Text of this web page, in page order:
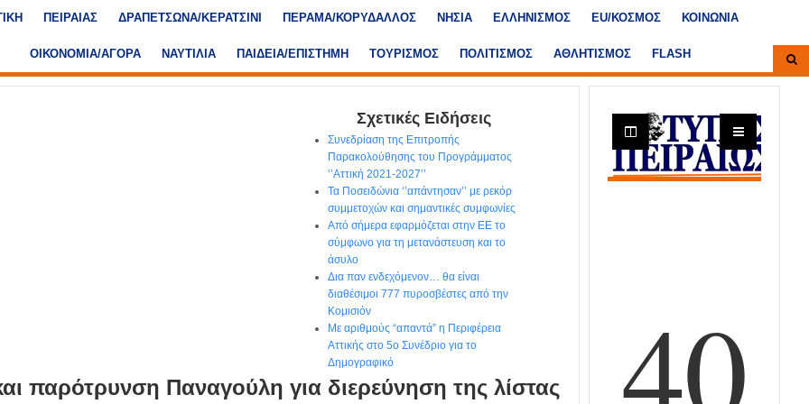
ΠΕΙΡΑΙΑΣ ΔΡΑΠΕΤΣΩΝΑ/ΚΕΡΑΤΣΙΝΙ ΠΕΡΑΜΑ/ΚΟΡΥΔΑΛΛΟΣ ΝΗΣΙΑ ΕΛΛΗΝΙΣΜΟΣ ΕU/ΚΟΣΜΟΣ ΚΟΙΝΩΝΙΑ
ΟΙΚΟΝΟΜΙΑ/ΑΓΟΡΑ ΝΑΥΤΙΛΙΑ ΠΑΙΔΕΙΑ/ΕΠΙΣΤΗΜΗ ΤΟΥΡΙΣΜΟΣ ΠΟΛΙΤΙΣΜΟΣ ΑΘΛΗΤΙΣΜΟΣ FLASH
Σχετικές Ειδήσεις
Συνεδρίαση της Επιτροπής
Παρακολούθησης του Προγράμματος
‘’Αττική 2021-2027’’
Τα Ποσειδώνια ‘’απάντησαν’’ με ρεκόρ
συμμετοχών και σημαντικές συμφωνίες
Από σήμερα εφαρμόζεται στην ΕΕ το
σύμφωνο για τη μετανάστευση και το
άσυλο
Δια παν ενδεχόμενον… θα είναι
διαθέσιμοι 777 πυροσβέστες από την
Κομισιόν
Με αριθμούς “απαντά” η Περιφέρεια
Αττικής στο 5ο Συνέδριο για το
Δημογραφικό
παρότρυνση Παναγούλη για διερεύνηση της λίστας